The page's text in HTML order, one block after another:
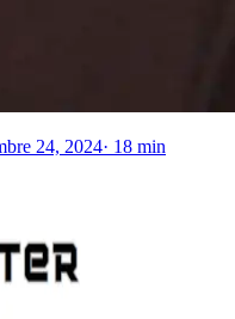
24, 2024· 18 min